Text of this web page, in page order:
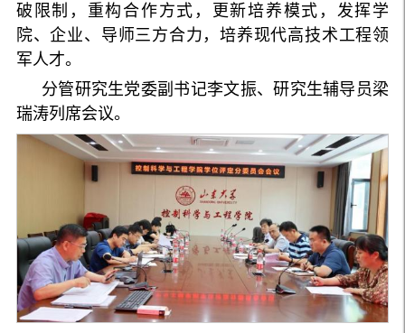
破限制，重构合作方式，更新培养模式，发挥学
院、企业、导师三方合力，培养现代高技术工程领
军人才。
分管研究生党委副书记李文振、研究生辅导员梁
瑞涛列席会议。